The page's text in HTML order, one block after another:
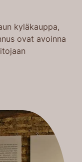
kyläkauppa,
ovat avoinna